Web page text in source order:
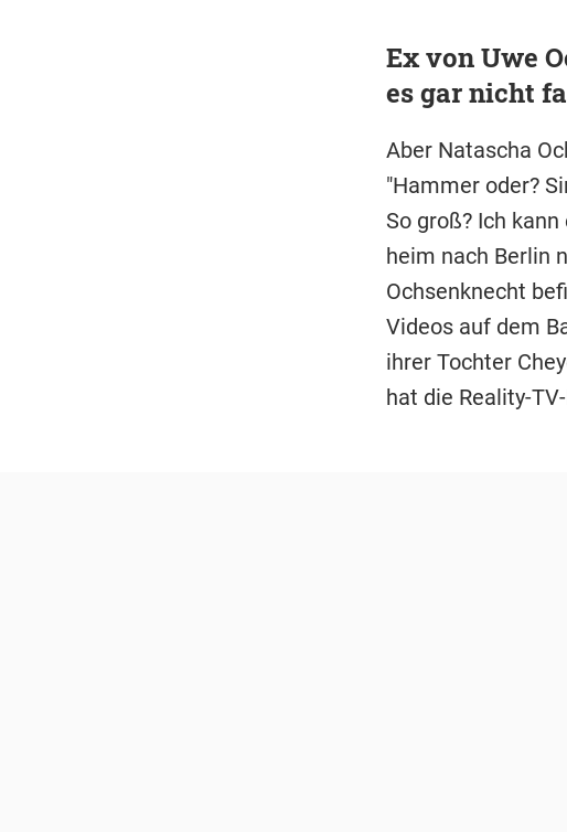
Ex von Uwe
es gar nicht
Aber Natascha
"Hammer oder?
So groß? Ich
heim nach Berlin
Ochsenknecht
Videos auf dem
ihrer Tochter
hat die Reality-